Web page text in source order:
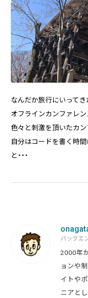
なんだか旅行にいってき
オフラインカンファレ
色々と刺激を頂いたカン
自分はコードを書く時
と・・・
バックエ
2000年
ョンや
イトや
ニアと